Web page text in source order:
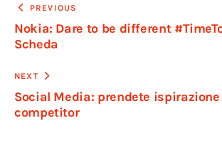
Navigazione
articoli
PREVIOUS
Nokia: Dare to be different
Scheda
NEXT
Social Media: prendete
competitor